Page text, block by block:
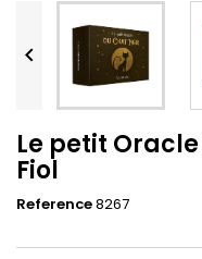

Le petit
Fiol
Reference8267